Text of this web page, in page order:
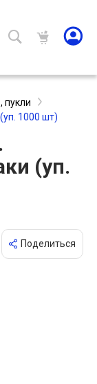
пукли
1000 шт)
(уп.
Поделиться